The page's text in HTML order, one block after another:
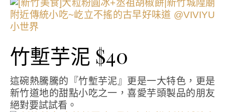
竹塹芋泥 $40
這碗熱騰騰的『竹塹芋泥』更是一大特色，更是
新竹道地的甜點小吃之一，喜愛芋頭製品的朋友
絕對要試試看。